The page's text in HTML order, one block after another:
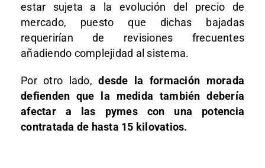
estar sujeta a la evolución del precio de
mercado, puesto que dichas bajadas
requerirían de revisiones frecuentes
añadiendo complejidad al sistema.
Por otro lado,desde la formación morada
defienden que la medida también debería
afectar a las pymes con una potencia
contratada de hasta 15 kilovatios.